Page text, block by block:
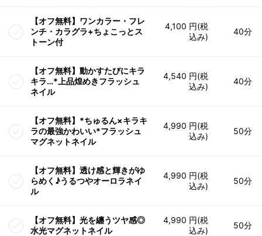
【オフ無料】ワンカラー・フレ
ンチ・カラグラ+ちょこっとス
トーン付
4,100 円(税
込み)
40分
【オフ無料】動かすたびにキラ
キラ…*上品煌めきフラッシュ
ネイル
4,540 円(税
込み)
40分
【オフ無料】*ちゅるん×キラキ
ラの最強かわいい*フラッシュ
マグネットネイル
4,990 円(税
込み)
50分
【オフ無料】透け感と輝きがゆ
らめく♪うるつやオーロラネイ
ル
4,990 円(税
込み)
50分
【オフ無料】光を纏うツヤ感◎
水光マグネットネイル
4,990 円(税
込み)
50分